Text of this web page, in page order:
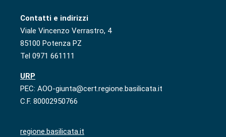
Contatti e indirizzi
Viale Vincenzo Verrastro, 4
85100 Potenza PZ
Tel 0971 661111
URP
PEC: AOO-giunta@cert.regione.basilicata.it
C.F. 80002950766
regione.basilicata.it